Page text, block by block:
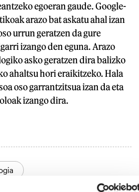
egoeran gaude. Google-
arazo bat askatu ahal izan
urrun geratzen da gure
izango den eguna. Arazo
asko geratzen dira balizko
ahaltsu hori eraikitzeko. Hala
oso garrantzitsua izan da eta
izango dira.